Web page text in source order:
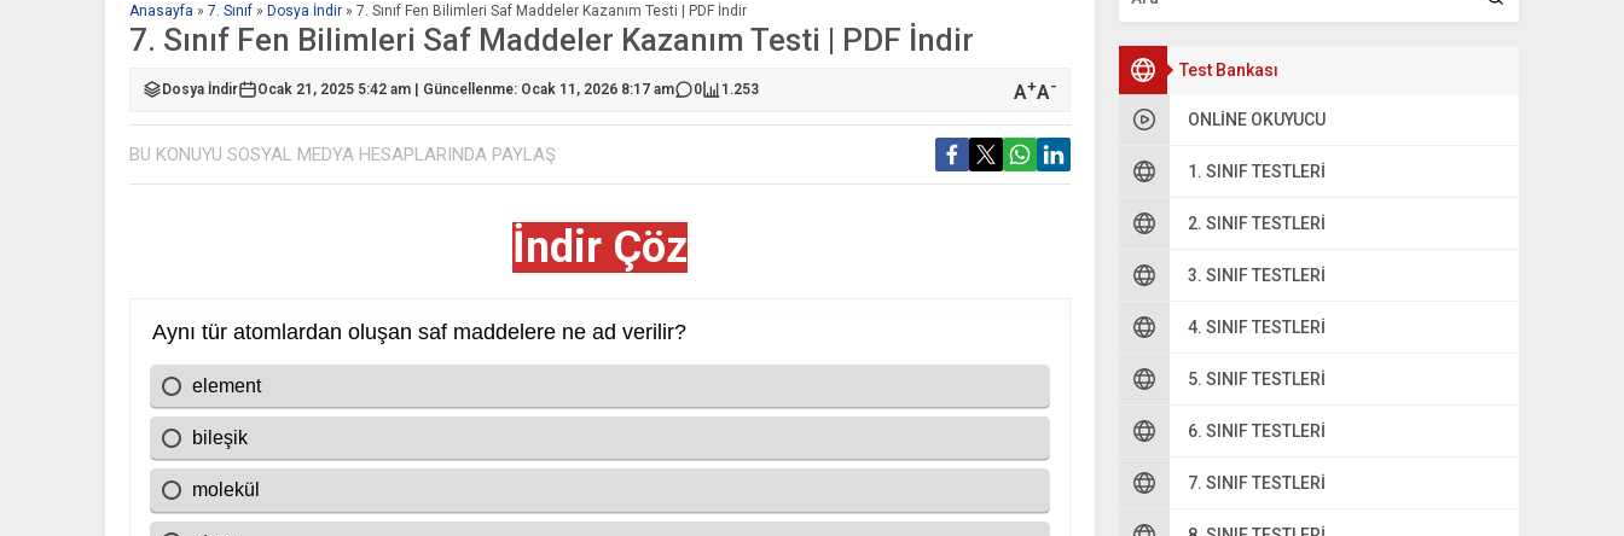
Test Bankası
ONLINE OKUYUCU
1. SINIF TESTLERI
2. SINIF TESTLERI
3. SINIF TESTLERI
4. SINIF TESTLERI
5. SINIF TESTLERI
6. SINIF TESTLERI
7. SINIF TESTLERI
Anasayfa » 7. Sınıf » Dosya İndir » 7. Sınıf Fen Bilimleri Saf Maddeler Kazanım Testi | PDF İndir
7. Sınıf Fen Bilimleri Saf Maddeler Kazanım Testi | PDF İndir
Dosya İndir Ocak 21, 2025 5:42 am | Güncellenme: Ocak 11, 2026 8:17 am 0 1.253 A+A-
BU KONUYU SOSYAL MEDYA HESAPLARINDA PAYLAŞ
İndir Çöz